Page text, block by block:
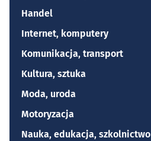
Handel
Internet, komputery
Komunikacja, transport
Kultura, sztuka
Moda, uroda
Motoryzacja
Nauka, edukacja, szkolnictwo